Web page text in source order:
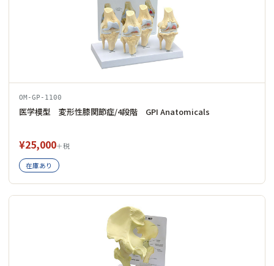
OM-GP-1100
医学模型 変形性膝関節症/4段階 GPI Anatomicals
¥25,000＋税
在庫あり